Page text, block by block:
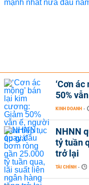
‘Cơn
50%
KINH DOANH -
NHNN
tỷ tuần
trở lại
TÀI CHÍNH -